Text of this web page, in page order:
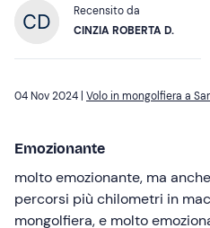
Recensito da
CINZIA ROBERTA D.
04 Nov 2024 | Volo in mongolfiera a
Emozionante
molto emozionante, ma
percorsi più chilometri in
mongolfiera, e molto